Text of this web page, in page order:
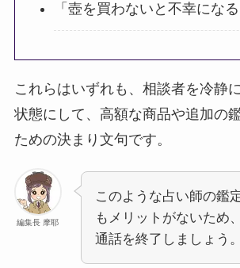
「壺を買わないと不幸になる
これらはいずれも、相談者を冷静
状態にして、高額な商品や追加の
ための決まり文句です。
編集長 摩耶
このような占い師の鑑
もメリットがないため
通話を終了しましょう。